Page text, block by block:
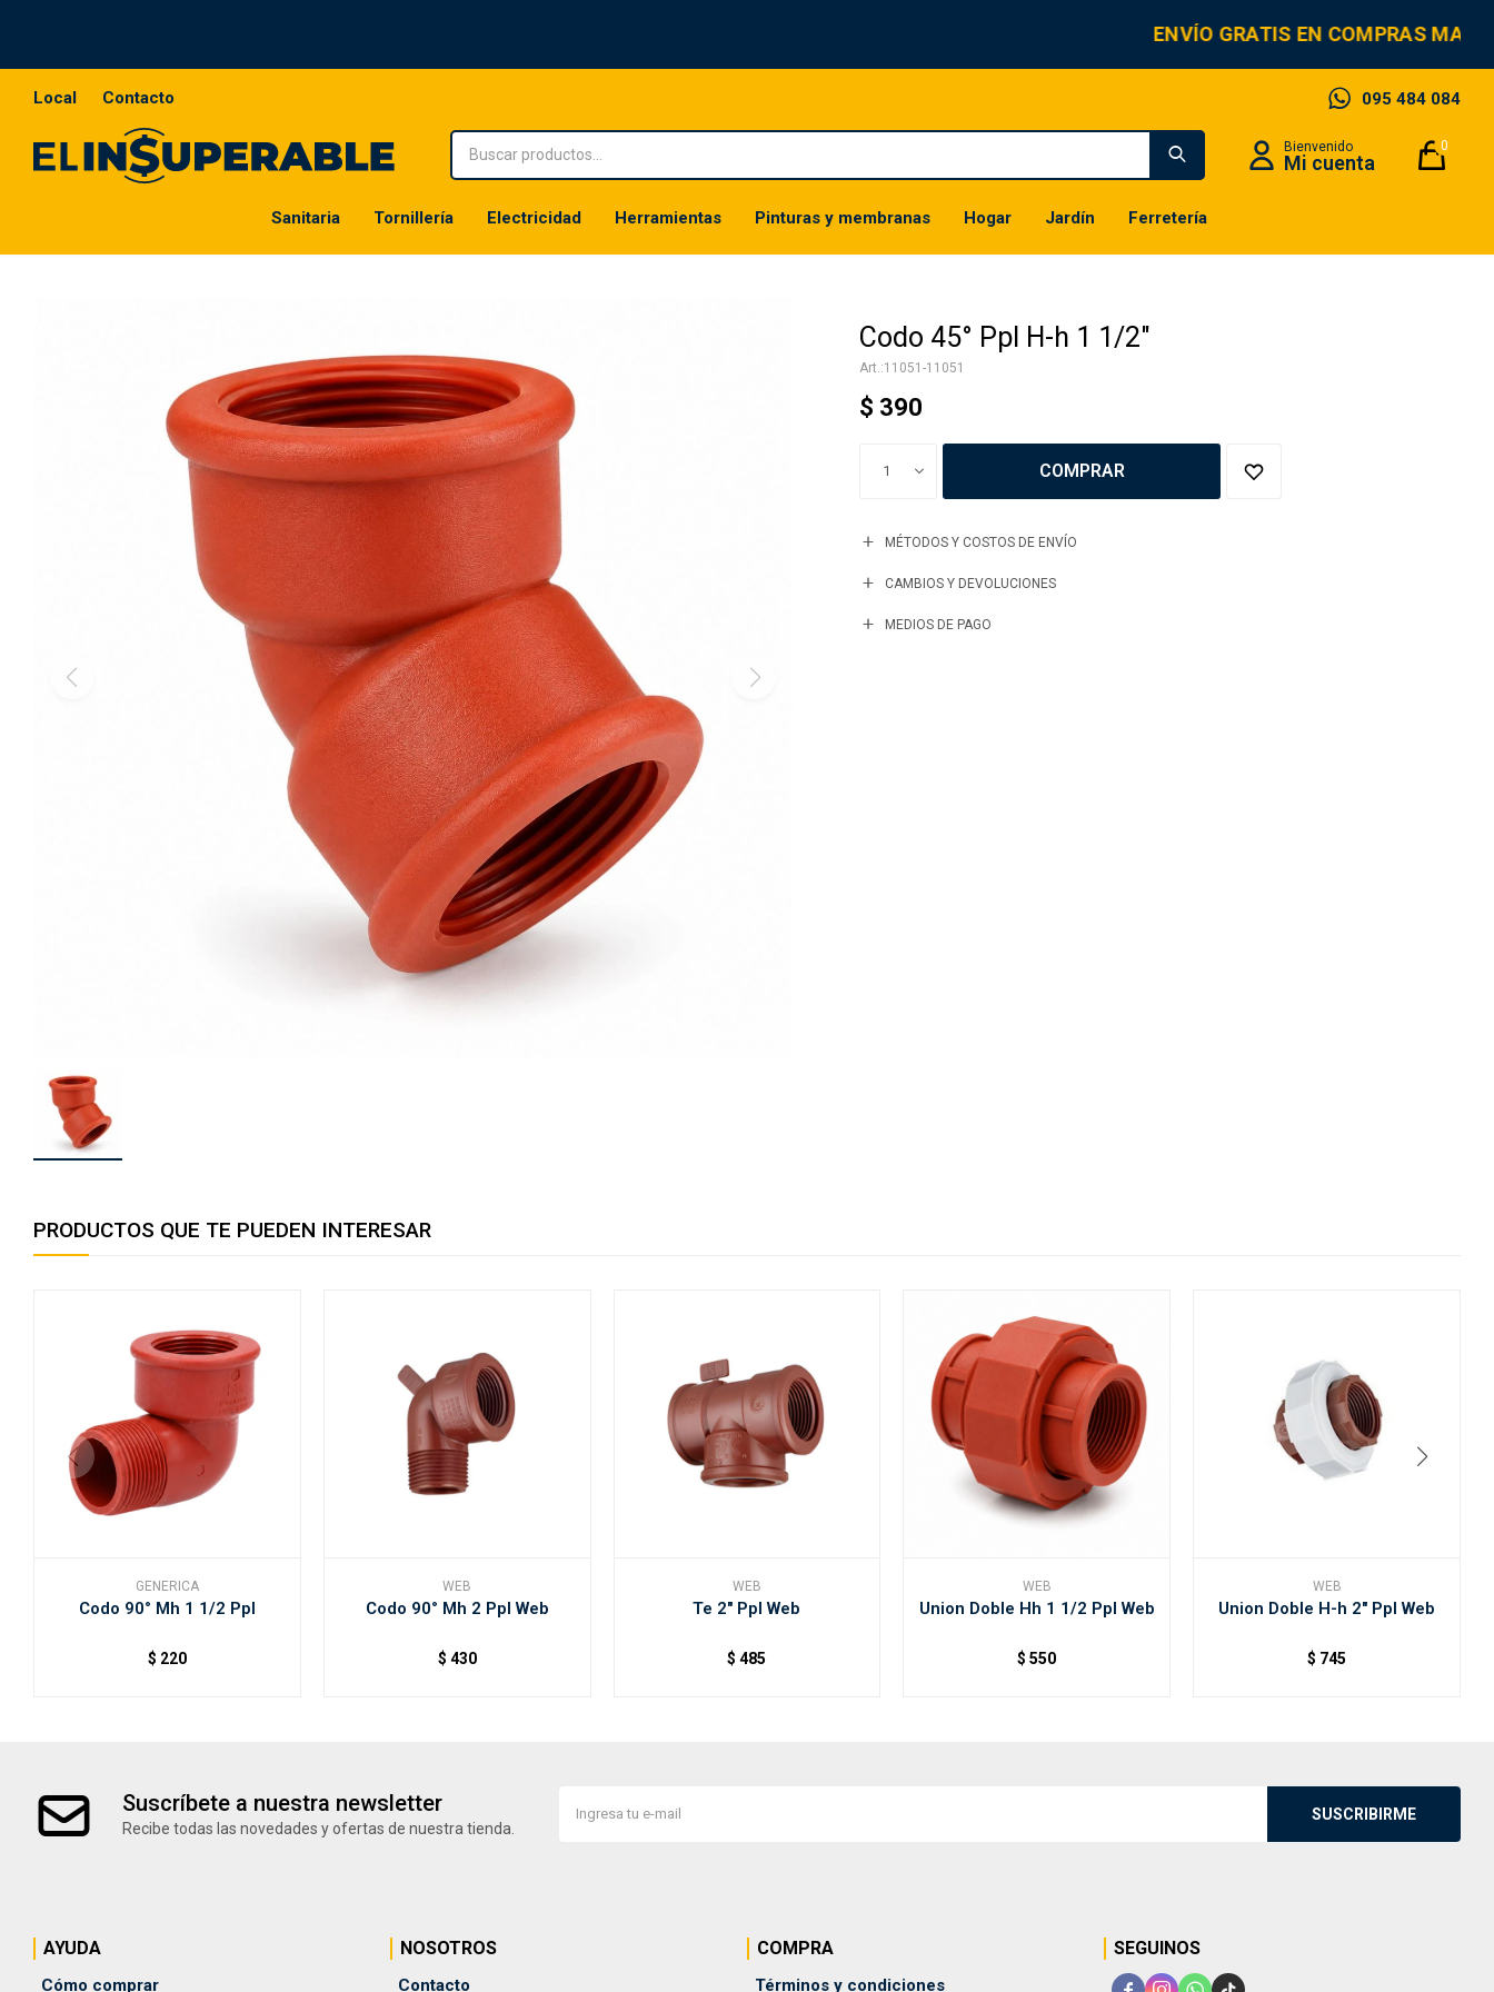
ENVÍO GRATIS EN COMPRAS
Sanitaria Tornillería Electricidad Herramientas Pinturas y membranas Hogar Jardín Ferretería
0
095 484 084
Local Contacto
Codo 45° Ppl H-h 1 1/2"
11051-11051
$ 390
1 COMPRAR
MÉTODOS Y COSTOS DE ENVÍO
CAMBIOS Y DEVOLUCIONES
MEDIOS DE PAGO
PRODUCTOS QUE TE PUEDEN INTERESAR
GENERICA
Codo 90° Mh 1 1/2 Ppl
$ 220
WEB
Codo 90° Mh 2 Ppl Web
$ 430
WEB
Te 2" Ppl Web
$ 485
WEB
Union Doble Hh 1 1/2 Ppl Web
$ 550
WEB
Union Doble H-h 2" Ppl Web
$ 745
Suscríbete a nuestra newsletter
Recibe todas las novedades y ofertas de nuestra tienda.
SUSCRIBIRME
AYUDA
Cómo comprar
NOSOTROS
Contacto
COMPRA
Términos y condiciones
SEGUINOS